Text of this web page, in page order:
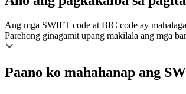
Ang mga SWIFT code at BIC code ay
Parehong ginagamit upang makilala ang mga
Paano ko mahahanap ang